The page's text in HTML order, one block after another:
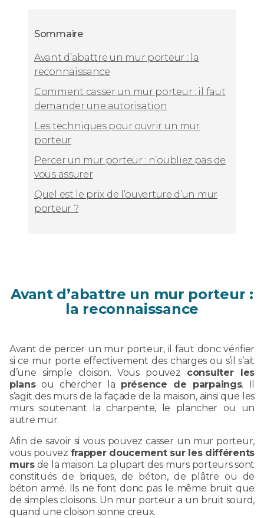
Sommaire
Avant d’abattre un mur porteur : la
reconnaissance
Comment casser un mur porteur : il faut
demander une autorisation
Les techniques pour ouvrir un mur
porteur
Percer un mur porteur : n’oubliez pas de
vous assurer
Quel est le prix de l’ouverture d’un mur
porteur ?
Avant d’abattre un mur porteur :
la reconnaissance
Avant de percer un mur porteur, il faut donc vérifier
si ce mur porte effectivement des charges ou s’il s’ait
d’une simple cloison. Vous pouvez consulter les
plansou chercher la présence de parpaings. Il
s’agit des murs de la façade de la maison, ainsi que les
murs soutenant la charpente, le plancher ou un
autre mur.
Afin de savoir si vous pouvez casser un mur porteur,
vous pouvez frapper doucement sur les différents
mursde la maison. La plupart des murs porteurs sont
constitués de briques, de béton, de plâtre ou de
béton armé. Ils ne font donc pas le même bruit que
de simples cloisons. Un mur porteur a un bruit sourd,
quand une cloison sonne creux.